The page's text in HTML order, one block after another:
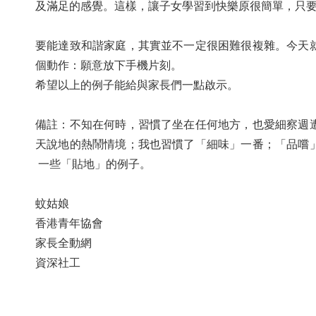
及滿足的感覺。這樣，讓子女學習到快樂原很簡單，只
要能達致和諧家庭，其實並不一定很困難很複雜。今
個動作：願意放下手機片刻。
希望以上的例子能給與家長們一點啟示。
備註：不知在何時，習慣了坐在任何地方，也愛細察
天說地的熱鬧情境；我也習慣了「細味」一番；「品
一些「貼地」的例子。
蚊姑娘
香港青年協會
家長全動網
資深社工